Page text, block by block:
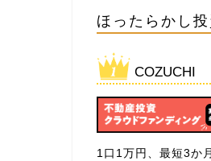
ほったらかし投
COZUCHI
1口1万円、最短3か